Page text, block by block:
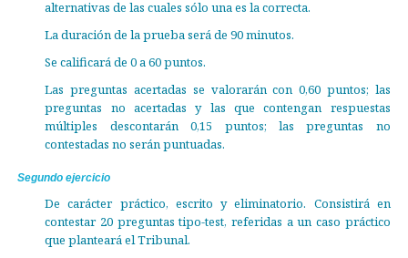
alternativas de las cuales sólo una es la correcta.
La duración de la prueba será de 90 minutos.
Se calificará de 0 a 60 puntos.
Las preguntas acertadas se valorarán con 0,60 puntos; las
preguntas no acertadas y las que contengan respuestas
múltiples descontarán 0,15 puntos; las preguntas no
contestadas no serán puntuadas.
Segundo ejercicio
De carácter práctico, escrito y eliminatorio. Consistirá en
contestar 20 preguntas tipo-test, referidas a un caso práctico
que planteará el Tribunal.